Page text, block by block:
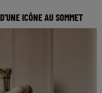
ICÔNE AU SOMMET
d'une icône au sommet